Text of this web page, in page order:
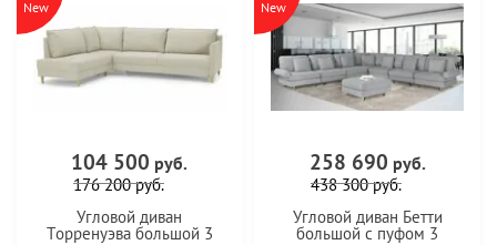
New
104 500 руб.
176 200руб.
Угловой диван
Торренуэва большой 3
New
258 690 руб.
438 300руб.
Угловой диван Бетти
большой с пуфом 3